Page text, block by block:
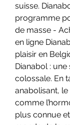
suisse.
programme
de masse -
en ligne
plaisir en
Dianabol :
colossale. En
anabolisant,
comme
plus connue